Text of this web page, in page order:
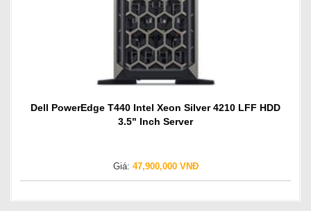
Dell PowerEdge T440 Intel Xeon Silver 4210 LFF HDD
3.5" Inch Server
Giá: 47,900,000 VNĐ